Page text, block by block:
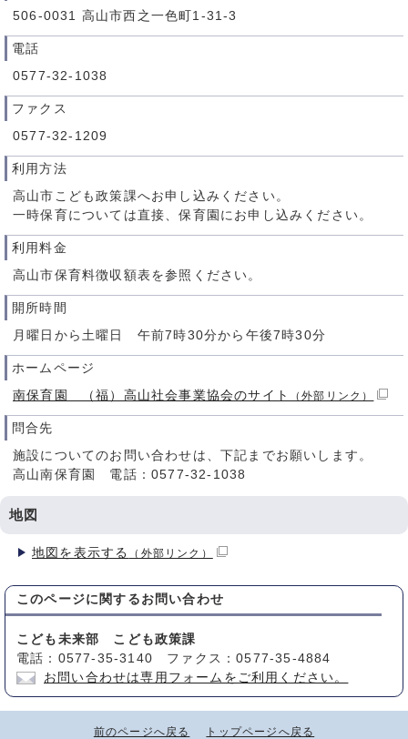
506-0031 高山市西之一色町1-31-3
電話
0577-32-1038
ファクス
0577-32-1209
利用方法
高山市こども政策課へお申し込みください。
一時保育については直接、保育園にお申し込みください。
利用料金
高山市保育料徴収額表を参照ください。
開所時間
月曜日から土曜日 午前7時30分から午後7時30分
ホームページ
南保育園 （福）高山社会事業協会のサイト
（外部リンク）
問合先
施設についてのお問い合わせは、下記までお願いします。
高山南保育園 電話：0577-32-1038
地図
地図を表示する （外部リンク）
このページに関する お問い合わせ
こども未来部 こども政策課
電話：0577-35-3140 ファクス：0577-35-4884
お問い合わせは専用フォームをご利用ください。
前のページへ戻る トップページへ戻る